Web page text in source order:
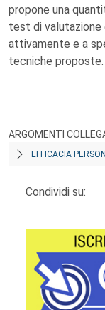
propone una
test di valutazione
attivamente e a
tecniche proposte.
ARGOMENTI
EFFICACIA
Condividi su: